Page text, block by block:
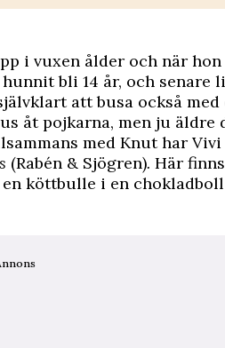
i vuxen ålder och när
bli 14 år, och senare
att busa också med
åt pojkarna, men ju äldre
med Knut har
(Rabén & Sjögren). Här
köttbulle i en